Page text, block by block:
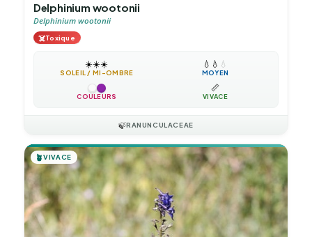
Delphinium wootonii
Delphinium wootonii
☠️Toxique
☀️☀️☀️
SOLEIL / MI-OMBRE
💧 💧 💧
MOYEN
COULEURS
📏
VIVACE
🍃RANUNCULACEAE
🪴VIVACE